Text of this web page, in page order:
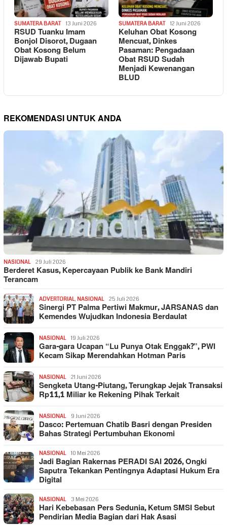
SUMATERA BARAT 13 Juni 2026
RSUD Tuanku Imam
Bonjol Disorot, Dugaan
Obat Kosong Belum
Dijawab Bupati
SUMATERA BARAT 12 Juni 2026
Keluhan Obat Kosong
Mencuat, Dinkes
Pasaman: Pengadaan
Obat RSUD Sudah
Menjadi Kewenangan
BLUD
REKOMENDASI UNTUK ANDA
NASIONAL 29 Juli 2026
Berderet Kasus, Kepercayaan Publik ke Bank Mandiri
Terancam
ADVERTORIAL, NASIONAL 25 Juli 2026
Sinergi PT Palma Pertiwi Makmur, JARSANAS dan
Kemendes Wujudkan Indonesia Berdaulat
NASIONAL 19 Juli 2026
Gara-gara Ucapan “Lu Punya Otak Enggak?”, PWI
Kecam Sikap Merendahkan Hotman Paris
NASIONAL 21 Juni 2026
Sengketa Utang-Piutang, Terungkap Jejak Transaksi
Rp11,1 Miliar ke Rekening Pihak Terkait
NASIONAL 9 Juni 2026
Dasco: Pertemuan Chatib Basri dengan Presiden
Bahas Strategi Pertumbuhan Ekonomi
NASIONAL 10 Mei 2026
Jadi Bagian Rakernas PERADI SAI 2026, Ongki
Saputra Tekankan Pentingnya Adaptasi Hukum Era
Digital
NASIONAL 3 Mei 2026
Hari Kebebasan Pers Sedunia, Ketum SMSI Sebut
Pendirian Media Bagian dari Hak Asasi